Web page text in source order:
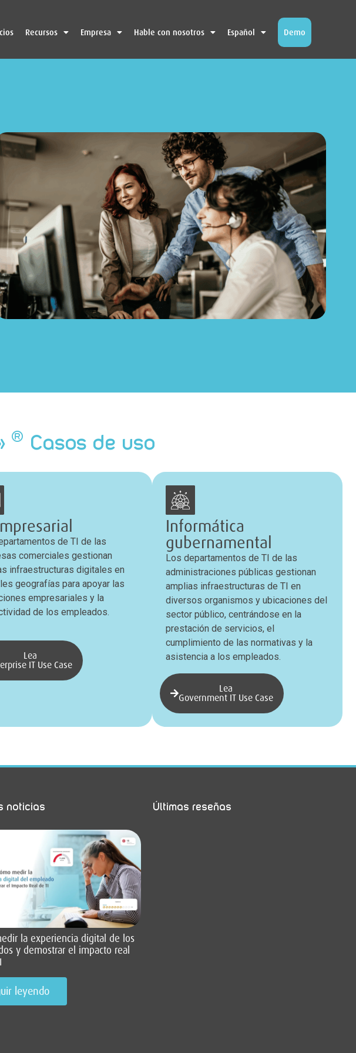
Recursos Empresa Hable con nosotros Español Demo
® Casos de uso
de TI de las
comerciales gestionan
infraestructuras digitales en
geografías para apoyar las
empresariales y la
de los empleados.
Lea
IT Use Case
Informática
gubernamental
Los departamentos de TI de las
administraciones públicas gestionan
amplias infraestructuras de TI en
diversos organismos y ubicaciones del
sector público, centrándose en la
prestación de servicios, el
cumplimiento de las normativas y la
asistencia a los empleados.
Lea
Government IT Use Case
noticias
la experiencia digital de los
y demostrar el impacto real
leyendo
Últimas reseñas